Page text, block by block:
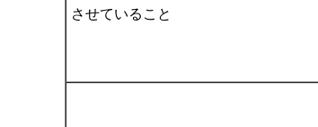
させていること